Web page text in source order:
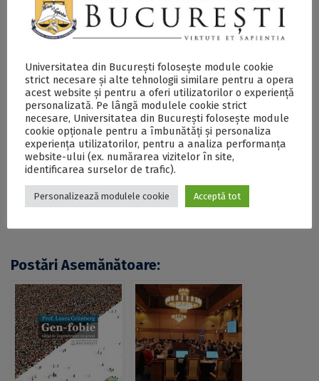
dezvoltare continuă.
Mai multe informații despre proiectul T-SHIRTpot fi
aici - PDF
SECŢIUNE ACCESIBILIZATĂ PENTRU
PERSOANELE CU DIZABILITĂŢI DE VEDERE
Proiectul T-SHIRT despre egalitatea de gen în școli
a ajuns la final. O platformă cu resurse și instrumente
durabile ce poate fi accesată gratuit, printre
Postări Asemănătoare:
Universitatea din București folosește module cookie
strict necesare și alte tehnologii similare pentru a opera
acest website și pentru a oferi utilizatorilor o experiență
personalizată. Pe lângă modulele cookie strict
necesare, Universitatea din București folosește module
cookie opționale pentru a îmbunătăți și personaliza
experiența utilizatorilor, pentru a analiza performanța
website-ului (ex. numărarea vizitelor în site,
identificarea surselor de trafic).
Personalizează modulele cookie Acceptă tot